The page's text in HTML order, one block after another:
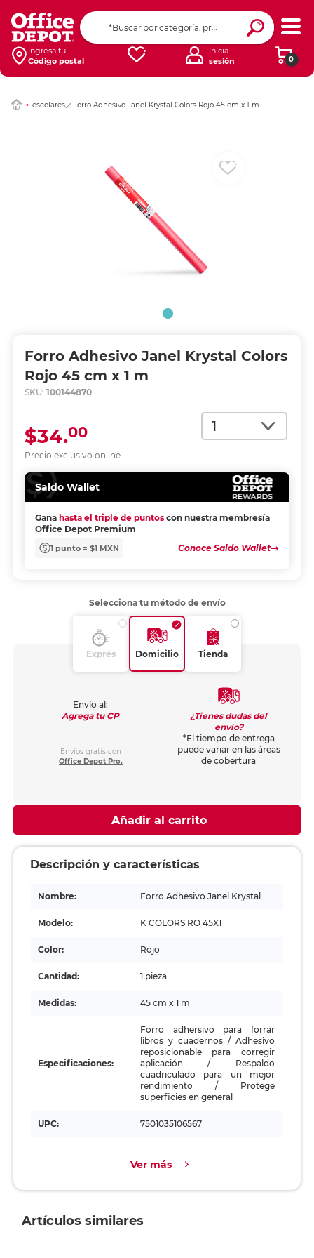
Ingresa tu
Código postal
0
Inicia
sesión
escolares Forro Adhesivo Janel Krystal Colors Rojo 45 cm x 1 m
Forro Adhesivo Janel Krystal Colors
Rojo 45 cm x 1 m
SKU: 100144870
Cantidad
Precio exclusivo online
$34.00
Saldo Wallet
Gana hasta el triple de puntos con nuestra membresía
Office Depot Premium
1 punto = $1 MXN Conoce Saldo Wallet
Ingresar Codigo
Selecciona tu método de envío
Exprés Domicilio Tienda
Envío al:
Agrega tu CP
Envíos gratis con
Office Depot Pro.
¿Tienes dudas del
envío?
*El tiempo de entrega
puede variar en las áreas
de cobertura
Añadir al carrito
Descripción y características
Nombre: Forro Adhesivo Janel Krystal
Modelo: K COLORS RO 45X1
Color: Rojo
Cantidad: 1 pieza
Medidas: 45 cm x 1 m
Especificaciones:
Forro adhersivo para forrar
libros y cuadernos / Adhesivo
reposicionable para corregir
aplicación / Respaldo
cuadriculado para un mejor
rendimiento / Protege
superficies en general
UPC: 7501035106567
Ver más
Artículos similares